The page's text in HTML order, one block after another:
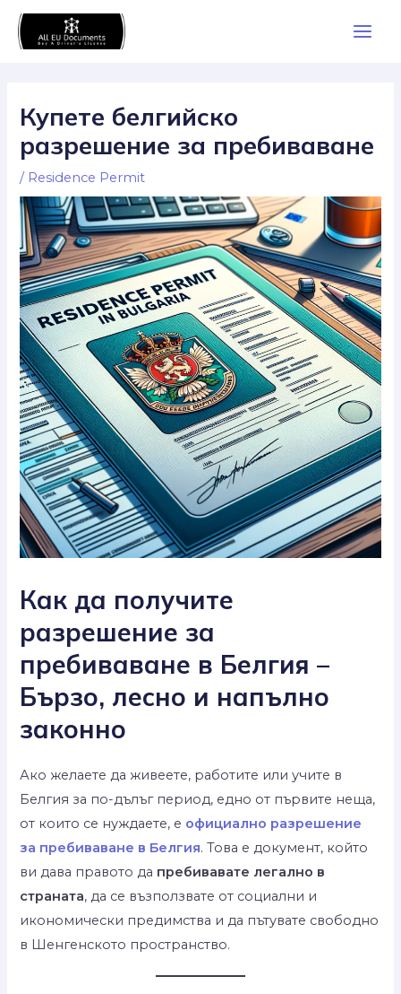
Skip
Купете белгийско
разрешение за пребиваване
/ Residence Permit
Как да получите
разрешение за
пребиваване в Белгия –
Бързо, лесно и напълно
законно
Ако желаете да живеете, работите или учите в
Белгия за по-дълъг период, едно от първите неща,
от които се нуждаете, е официално разрешение
за пребиваване в Белгия. Това е документ, който
ви дава правото да пребивавате легално в
страната, да се възползвате от социални и
икономически предимства и да пътувате свободно
в Шенгенското пространство.